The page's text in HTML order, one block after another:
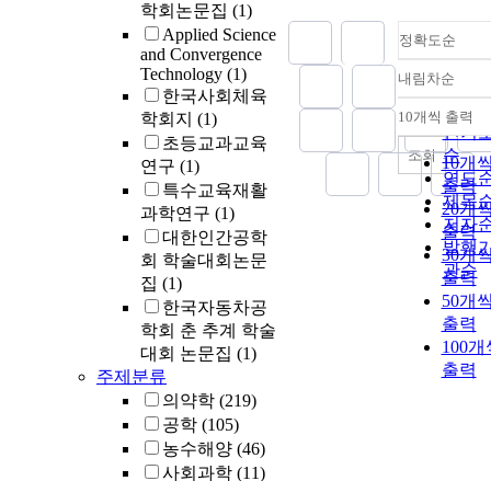
학회논문집 (1)
Applied Science
and Convergence
Technology (1)
한국사회체육
학회지 (1)
초등교과교육
연구 (1)
특수교육재활
과학연구 (1)
대한인간공학
회 학술대회논문
집 (1)
한국자동차공
학회 춘 추계 학술
대회 논문집 (1)
주제분류
의약학 (219)
공학 (105)
농수해양 (46)
사회과학 (11)
정확도순
정확
순
인기
순
연도
제목
저자
발행
관순
내림차순
내림
10개씩 출력
10개
출력
20개
출력
30개
출력
50개
출력
100개
출력
조회